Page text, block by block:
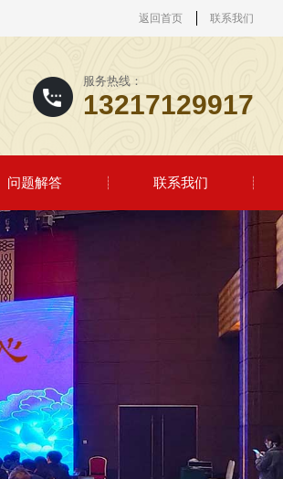
返回首页 联系我们
服务热线：
13217129917
问题解答 联系我们